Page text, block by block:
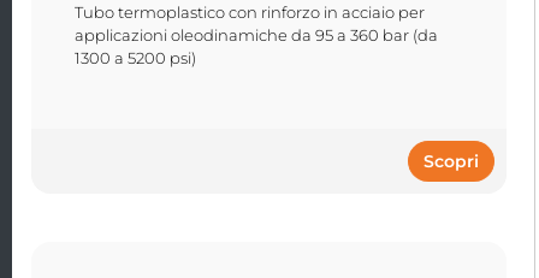
Tubo termoplastico con rinforzo in acciaio per
applicazioni oleodinamiche da 95 a 360 bar (da
1300 a 5200 psi)
Scopri